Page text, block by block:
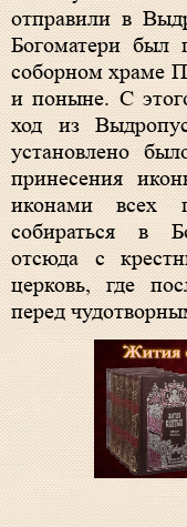
отправили в
Богоматери был
соборном храме
и поныне. С
ход из
установлено
принесения
иконами всех
собираться в
отсюда с
церковь, где
перед